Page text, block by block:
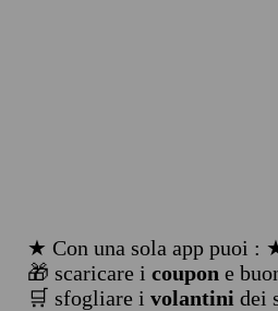
★ Con una sola app puoi :
🎁 scaricare i coupon e
🛒 sfogliare i volantini dei